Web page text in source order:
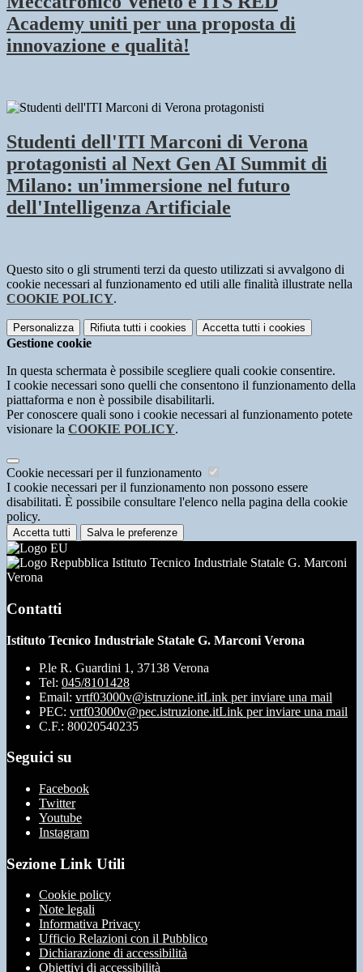
Academy uniti per una proposta di
innovazione e qualità!
Studenti dell'ITI Marconi di Verona
protagonisti al Next Gen AI Summit di
Milano: un'immersione nel futuro
dell'Intelligenza Artificiale
Questo sito o gli strumenti terzi da questo utilizzati si avvalgono di
cookie necessari al funzionamento ed utili alle finalità illustrate nella
COOKIE POLICY.
Personalizza Rifiuta tutti i cookies Accetta tutti i cookies
Gestione cookie
In questa schermata è possibile scegliere quali cookie consentire.
I cookie necessari sono quelli che consentono il funzionamento della
piattaforma e non è possibile disabilitarli.
Per conoscere quali sono i cookie necessari al funzionamento potete
visionare la COOKIE POLICY.
Cookie necessari per il funzionamento
I cookie necessari per il funzionamento non possono essere
disabilitati. È possibile consultare l'elenco nella pagina della cookie
policy.
Accetta tutti Salva le preferenze
Istituto Tecnico Industriale Statale G. Marconi
Verona
Contatti
Istituto Tecnico Industriale Statale G. Marconi Verona
P.le R. Guardini 1, 37138 Verona
Tel: 045/8101428
Email: vrtf03000v@istruzione.itLink per inviare una mail
PEC: vrtf03000v@pec.istruzione.itLink per inviare una mail
C.F.: 80020540235
Seguici su
Facebook
Twitter
Youtube
Instagram
Sezione Link Utili
Cookie policy
Note legali
Informativa Privacy
Ufficio Relazioni con il Pubblico
Dichiarazione di accessibilità
Obiettivi di accessibilità